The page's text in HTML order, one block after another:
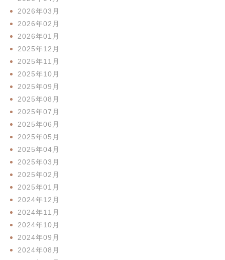
2026年03月
2026年02月
2026年01月
2025年12月
2025年11月
2025年10月
2025年09月
2025年08月
2025年07月
2025年06月
2025年05月
2025年04月
2025年03月
2025年02月
2025年01月
2024年12月
2024年11月
2024年10月
2024年09月
2024年08月